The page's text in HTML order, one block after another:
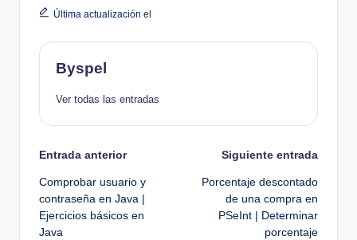
Última actualización el
Byspel
Ver todas las entradas
Navegación
de
entradas
Entrada anterior
Comprobar usuario y
contraseña en Java |
Ejercicios básicos en
Java
Siguiente entrada
Porcentaje descontado
de una compra en
PSeInt | Determinar
porcentaje